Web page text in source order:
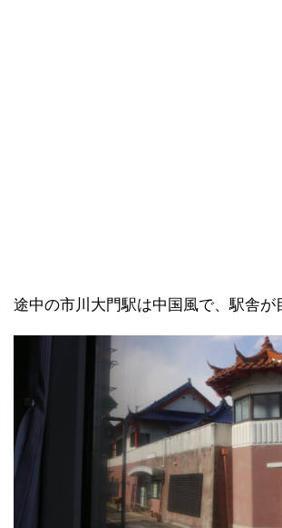
途中の市川大門駅は中国風で、駅舎が